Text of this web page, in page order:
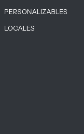
PERSONALIZABLES
LOCALES